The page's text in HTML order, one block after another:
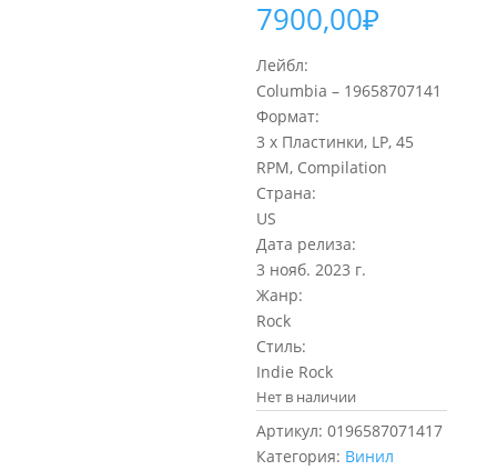
7900,00₽
Лейбл:
Columbia – 19658707141
Формат:
3 x Пластинки, LP, 45
RPM, Compilation
Страна:
US
Дата релиза:
3 нояб. 2023 г.
Жанр:
Rock
Стиль:
Indie Rock
Нет в наличии
Артикул:0196587071417
Категория: Винил